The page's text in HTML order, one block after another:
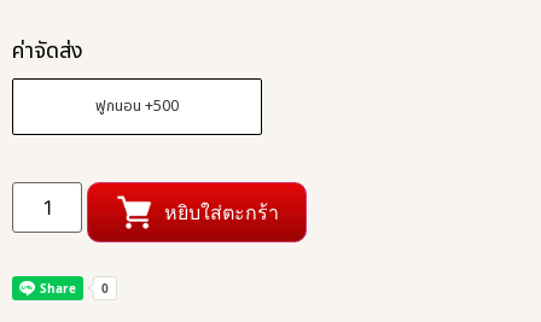
ค่าจัดส่ง
ฟูกนอน +500
หยิบใส่ตะกร้า